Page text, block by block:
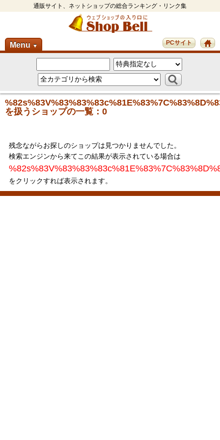
通販サイト、ネットショップの総合ランキング・リンク集
Menu ▼ PCサイト
を扱うショップの一覧：0
残念ながらお探しのショップは見つかりませんでした。
検索エンジンから来てこの結果が表示されている場合は
をクリックすれば表示されます。